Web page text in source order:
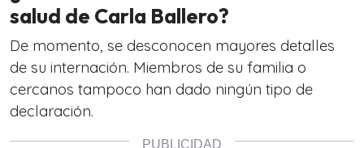
salud de Carla Ballero?
De momento, se desconocen mayores detalles
de su internación. Miembros de su familia o
cercanos tampoco han dado ningún tipo de
declaración.